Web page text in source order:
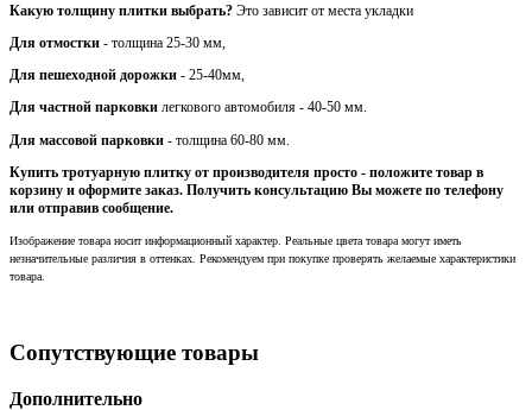
Какую толщину плитки выбрать? Это зависит от места укладки
Для отмостки - толщина 25-30 мм,
Для пешеходной дорожки - 25-40мм,
Для частной парковки легкового автомобиля - 40-50 мм.
Для массовой парковки - толщина 60-80 мм.
Купить тротуарную плитку от производителя просто - положите товар в
корзину и оформите заказ. Получить консультацию Вы можете по телефону
или отправив сообщение.
Изображение товара носит информационный характер. Реальные цвета товара могут иметь
незначительные различия в оттенках. Рекомендуем при покупке проверять желаемые характеристики
товара.
Сопутствующие товары
Дополнительно